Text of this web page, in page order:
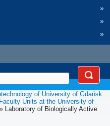
»
»
»
of University of Gdańsk
Faculty Units at the University of
» Laboratory of Biologically Active